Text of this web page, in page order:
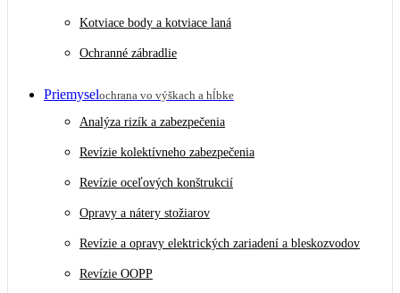
Kotviace body a kotviace laná
Ochranné zábradlie
Priemyselochrana vo výškach a hĺbke
Analýza rizík a zabezpečenia
Revízie kolektívneho zabezpečenia
Revízie oceľových konštrukcií
Opravy a nátery stožiarov
Revízie a opravy elektrických zariadení a bleskozvodov
Revízie OOPP